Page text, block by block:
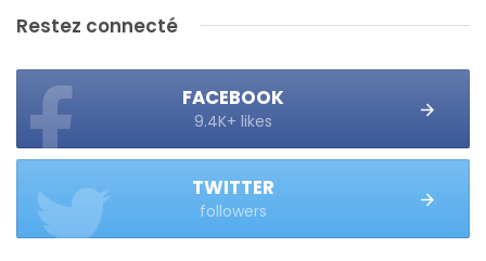
Restez connecté
FACEBOOK
9.4K+ likes
TWITTER
followers